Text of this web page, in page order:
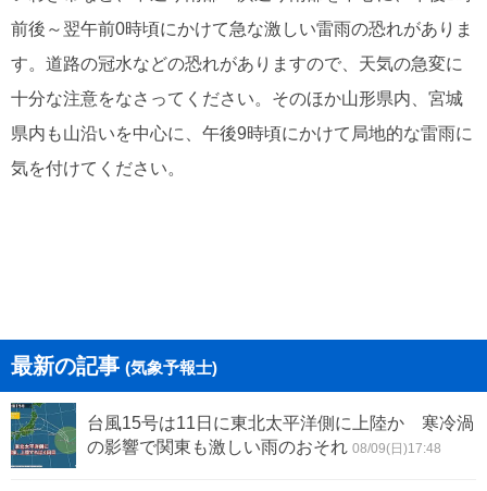
前後～翌午前0時頃にかけて急な激しい雷雨の恐れがありま
す。道路の冠水などの恐れがありますので、天気の急変に
十分な注意をなさってください。そのほか山形県内、宮城
県内も山沿いを中心に、午後9時頃にかけて局地的な雷雨に
気を付けてください。
最新の記事 (気象予報士)
台風15号は11日に東北太平洋側に上陸か 寒冷渦
の影響で関東も激しい雨のおそれ 08/09(日)17:48